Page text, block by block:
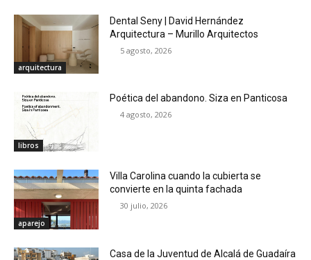
arquitectura
Dental Seny | David Hernández
Arquitectura – Murillo Arquitectos
5 agosto, 2026
libros
Poética del abandono. Siza en Panticosa
4 agosto, 2026
aparejo
Villa Carolina cuando la cubierta se
convierte en la quinta fachada
30 julio, 2026
Casa de la Juventud de Alcalá de Guadaíra